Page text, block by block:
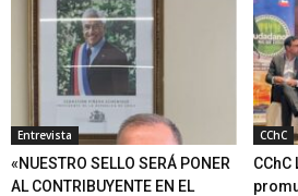
Entrevista
«NUESTRO SELLO SERÁ PONER
AL CONTRIBUYENTE EN EL
CChC